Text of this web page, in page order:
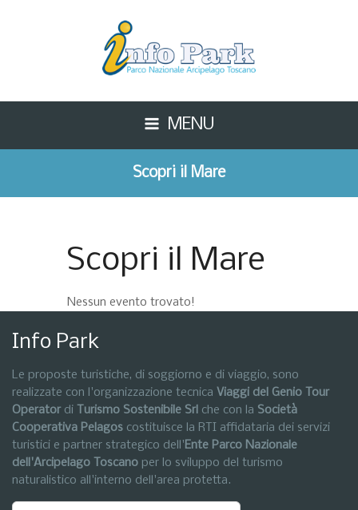
MENU
Scopri il Mare
Scopri il Mare
Nessun evento trovato!
Info Park
Le proposte turistiche, di soggiorno e di viaggio, sono
realizzate con l'organizzazione tecnica Viaggi del Genio Tour
Operatordi Turismo Sostenibile Srl che con la Società
Cooperativa Pelagos costituisce la RTI affidataria dei servizi
turistici e partner strategico dell'Ente Parco Nazionale
dell'Arcipelago Toscano per lo sviluppo del turismo
naturalistico all'interno dell'area protetta.